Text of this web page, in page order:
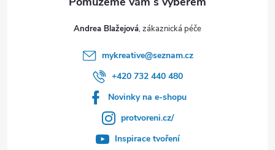
Andrea Blažejová
mykreative@seznam.cz
+420 732 440 480
Novinky na e-shopu
protvoreni.cz/
Inspirace tvoření